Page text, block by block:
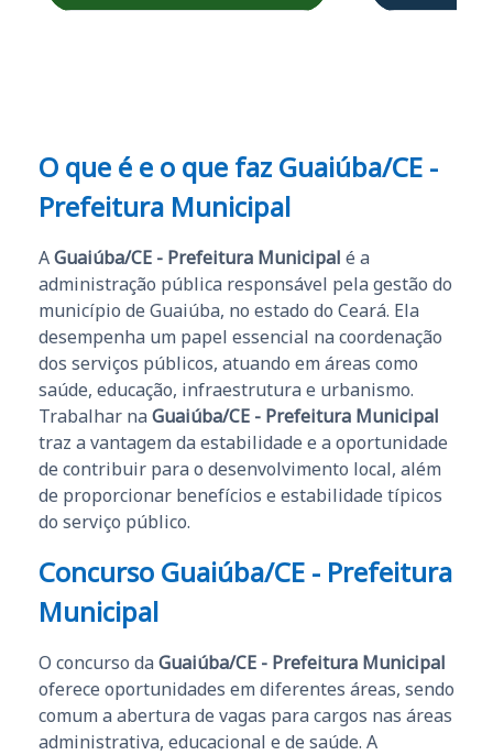
O que é e o que faz Guaiúba/CE -
Prefeitura Municipal
AGuaiúba/CE - Prefeitura Municipal é a
administração pública responsável pela gestão do
município de Guaiúba, no estado do Ceará. Ela
desempenha um papel essencial na coordenação
dos serviços públicos, atuando em áreas como
saúde, educação, infraestrutura e urbanismo.
Trabalhar na Guaiúba/CE - Prefeitura Municipal
traz a vantagem da estabilidade e a oportunidade
de contribuir para o desenvolvimento local, além
de proporcionar benefícios e estabilidade típicos
do serviço público.
Concurso Guaiúba/CE - Prefeitura
Municipal
O concurso da Guaiúba/CE - Prefeitura Municipal
oferece oportunidades em diferentes áreas, sendo
comum a abertura de vagas para cargos nas áreas
administrativa, educacional e de saúde. A